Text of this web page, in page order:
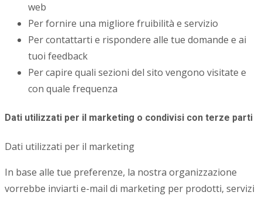
web
Per fornire una migliore fruibilità e servizio
Per contattarti e rispondere alle tue domande e ai
tuoi feedback
Per capire quali sezioni del sito vengono visitate e
con quale frequenza
Dati utilizzati per il marketing o condivisi con terze parti
Dati utilizzati per il marketing
In base alle tue preferenze, la nostra organizzazione
vorrebbe inviarti e-mail di marketing per prodotti, servizi